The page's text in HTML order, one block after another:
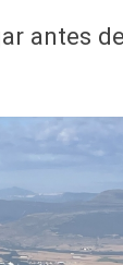
antes